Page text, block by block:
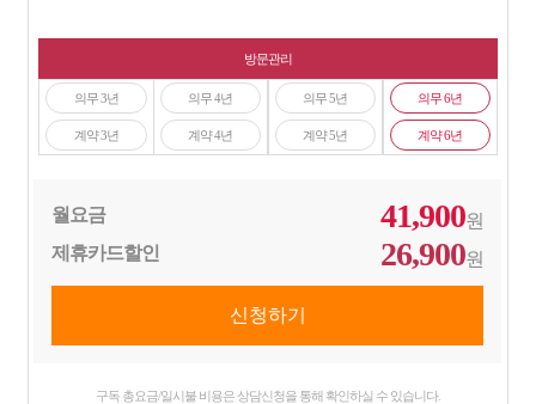
방문관리
의무 3년
계약 3년
의무 4년
계약 4년
의무 5년
계약 5년
의무 6년
계약 6년
월요금 41,900원
제휴카드할인
26,900원
구독 총요금/일시불 비용은 상담신청을 통해 확인하실 수 있습니다.